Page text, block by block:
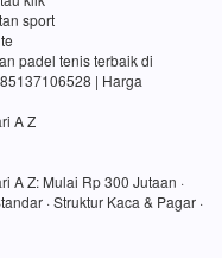
sport
padel tenis terbaik di
| Harga
A Z
A Z: Mulai Rp 300 Jutaan ·
· Struktur Kaca & Pagar ·